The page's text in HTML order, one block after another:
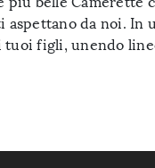
aspettano da noi.
figli, unendo